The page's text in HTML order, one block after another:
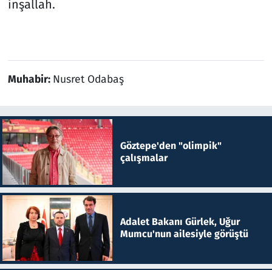
inşallah.
Muhabir: Nusret Odabaş
Göztepe'den "olimpik"
çalışmalar
Adalet Bakanı Gürlek, Uğur
Mumcu'nun ailesiyle görüştü